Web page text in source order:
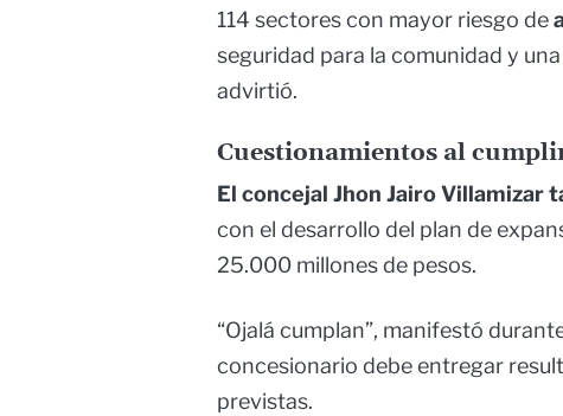
114 sectores con mayor riesgo de
seguridad para la comunidad y
advirtió.
Cuestionamientos al
El concejal Jhon Jairo Villamizar
con el desarrollo del plan de
25.000 millones de pesos.
“Ojalá cumplan”, manifestó
concesionario debe entregar
previstas.